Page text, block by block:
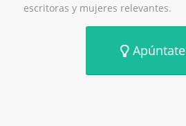
escritoras y mujeres relevantes.
Apúntate